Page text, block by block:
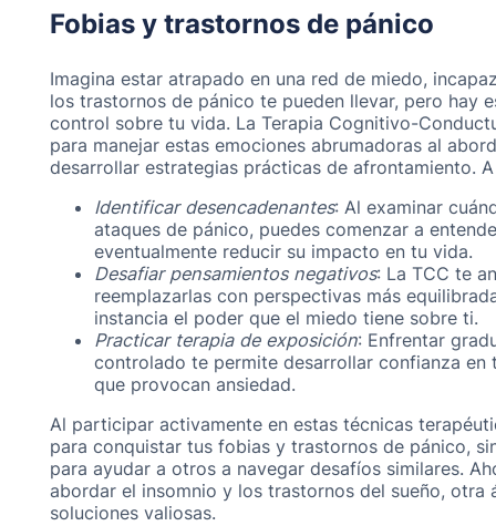
Fobias y trastornos de pánico
Imagina estar atrapado en una red de miedo,
los trastornos de pánico te pueden llevar, pero hay
control sobre tu vida. La Terapia Cognitivo-
para manejar estas emociones abrumadoras al
desarrollar estrategias prácticas de afrontamiento.
Identificar desencadenantes: Al examinar
ataques de pánico, puedes comenzar a
eventualmente reducir su impacto en tu vida.
Desafiar pensamientos negativos: La TCC te
reemplazarlas con perspectivas más
instancia el poder que el miedo tiene sobre ti.
Practicar terapia de exposición: Enfrentar
controlado te permite desarrollar confianza
que provocan ansiedad.
Al participar activamente en estas técnicas
para conquistar tus fobias y trastornos de pánico,
para ayudar a otros a navegar desafíos similares.
abordar el insomnio y los trastornos del sueño,
soluciones valiosas.